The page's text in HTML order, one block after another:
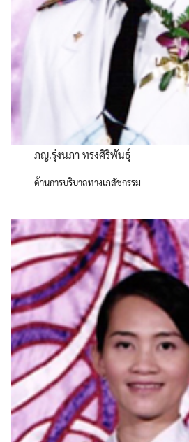
ภญ.รุ่งนภา ทรงศิริพันธุ์
ด้านการบริบาลทางเภสัชกรรม